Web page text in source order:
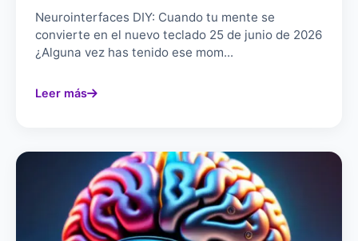
Neurointerfaces DIY: Cuando tu mente se
convierte en el nuevo teclado 25 de junio de 2026
¿Alguna vez has tenido ese mom...
Leer más